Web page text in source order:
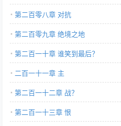
第二百零八章 对抗
第二百零九章 绝境之地
第二百一十章 谁笑到最后？
二百一十一章 主
第二百一十二章 战？
第二百一十三章 恨